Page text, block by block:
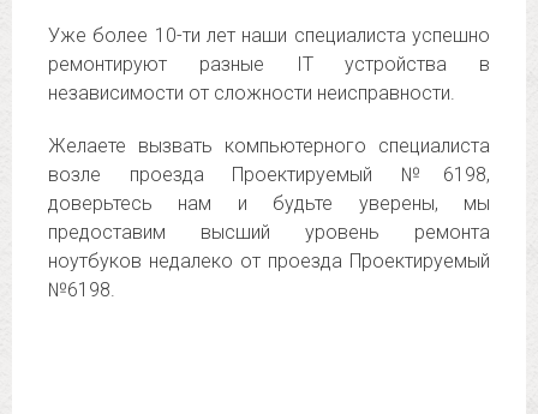
Уже более 10-ти лет наши специалиста успешно
ремонтируют разные IT устройства в
независимости от сложности неисправности.
Желаете вызвать компьютерного специалиста
возле проезда Проектируемый №6198,
доверьтесь нам и будьте уверены, мы
предоставим высший уровень ремонта
ноутбуков недалеко от проезда Проектируемый
№6198.